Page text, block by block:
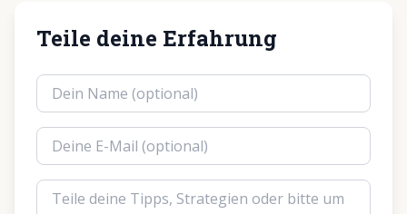
Teile deine Erfahrung